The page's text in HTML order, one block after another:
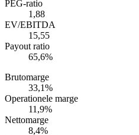
PEG-ratio
1,88
EV/EBITDA
15,55
Payout ratio
65,6%
Brutomarge
33,1%
Operationele marge
11,9%
Nettomarge
8,4%